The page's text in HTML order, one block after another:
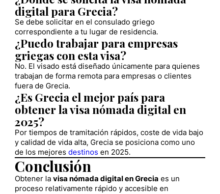
digital para Grecia?
Se debe solicitar en el consulado griego
correspondiente a tu lugar de residencia.
¿Puedo trabajar para empresas
griegas con esta visa?
No. El visado está diseñado únicamente para quienes
trabajan de forma remota para empresas o clientes
fuera de Grecia.
¿Es Grecia el mejor país para
obtener la visa nómada digital en
2025?
Por tiempos de tramitación rápidos, coste de vida bajo
y calidad de vida alta, Grecia se posiciona como uno
de los mejores destinos en 2025.
Conclusión
Obtener la visa nómada digital en Grecia es un
proceso relativamente rápido y accesible en